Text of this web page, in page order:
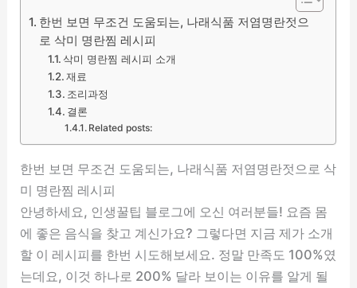
한번 보면 무조건 도움되는, 나래식품 저염명란젓으
로 삭미 명란찜 레시피
삭미 명란찜 레시피 소개
재료
조리과정
결론
Related posts:
한번 보면 무조건 도움되는, 나래식품 저염명란젓으로 삭
미 명란찜 레시피
안녕하세요, 인생꿀팁 블로그에 오신 여러분들! 요즘 몸
에 좋은 음식을 찾고 계신가요? 그렇다면 지금 제가 소개
할 이 레시피를 한번 시도해보세요. 정말 만족도 100%였
는데요, 이것 하나로 200% 달라 보이는 이유를 알게 될